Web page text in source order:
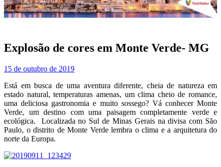
Explosão de cores em Monte Verde- MG
15 de outubro de 2019
Está em busca de uma aventura diferente, cheia de natureza em
estado natural, temperaturas amenas, um clima cheio de romance,
uma deliciosa gastronomia e muito sossego? Vá conhecer Monte
Verde, um destino com uma paisagem completamente verde e
ecológica. Localizada no Sul de Minas Gerais na divisa com São
Paulo, o distrito de Monte Verde lembra o clima e a arquitetura do
norte da Europa.